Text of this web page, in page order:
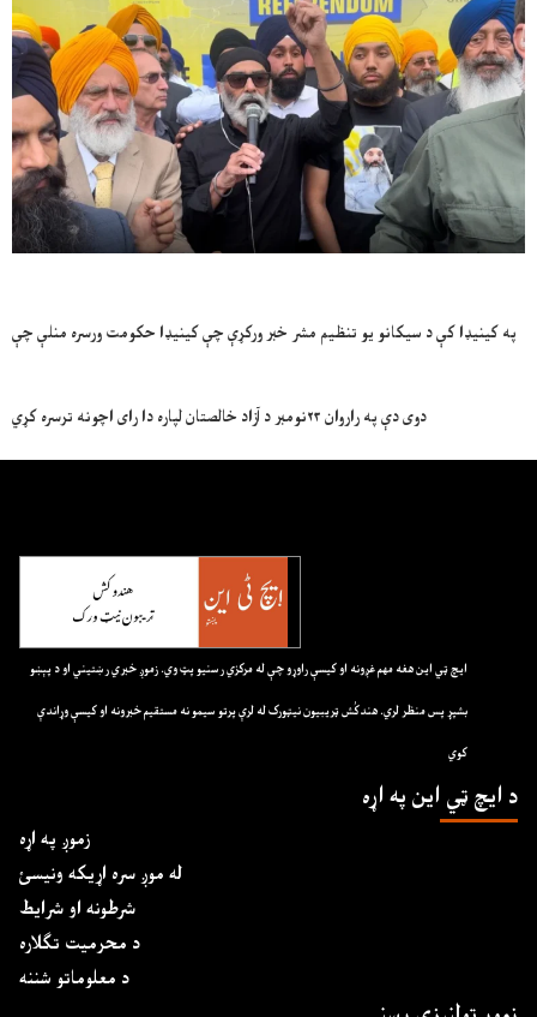
په کینیډا کې د سیکانو یو تنظیم مشر خبر ورکړې چې کینیډا حکومت ورسره منلې چې
دوی دې په راروان ۲۳نومبر د آزاد خالصتان لپاره دا رای اچونه ترسره کړي
ايچ ټي اين هغه مهم غږونه او کيسې راوړو چې له مرکزي رسنيو پټ وي. زموږ خبري رښتيني او د پېښو
بشپړ پس منظر لري. هندکُش ټريبيون نيټورک له لرې پرتو سيمو نه مستقيم خبرونه او کيسې وړاندې
کوي
د ايچ ټي اين په اړه
زموږ په اړه
له موږ سره اړیکه ونیسئ
شرطونه او شرایط
د محرمیت تګلاره
د معلوماتو شننه